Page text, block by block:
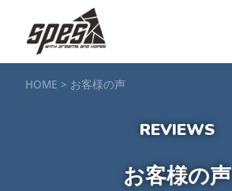
那須矢の目ダム湖
ツアー＆料金プラン
フォト＆ムービー
塩原渓谷 カヌー / 遊覧サップ
スノーボードスクール
HOME > お客様の声
お客様の声